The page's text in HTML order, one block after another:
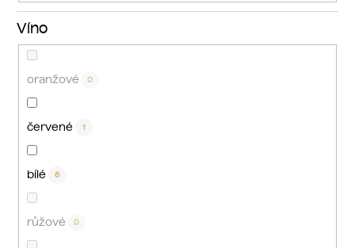
Víno
oranžové 0
červené 1
bílé 6
růžové 0